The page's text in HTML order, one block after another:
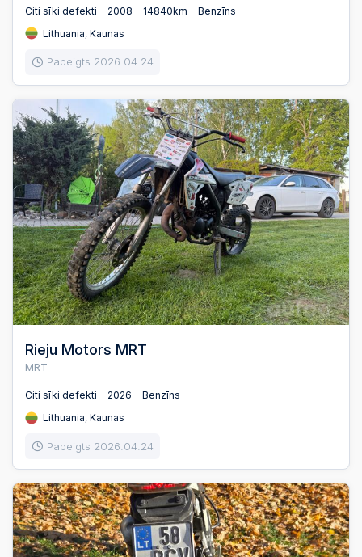
Citi sīki defekti 2008 14840km
Benzīns
Lithuania, Kaunas
Pabeigts 2026.04.24
Rieju Motors MRT
MRT
Citi sīki defekti 2026
Benzīns
Lithuania, Kaunas
Pabeigts 2026.04.24